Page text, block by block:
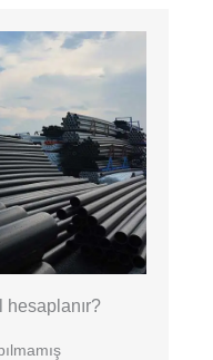
hesaplanır?